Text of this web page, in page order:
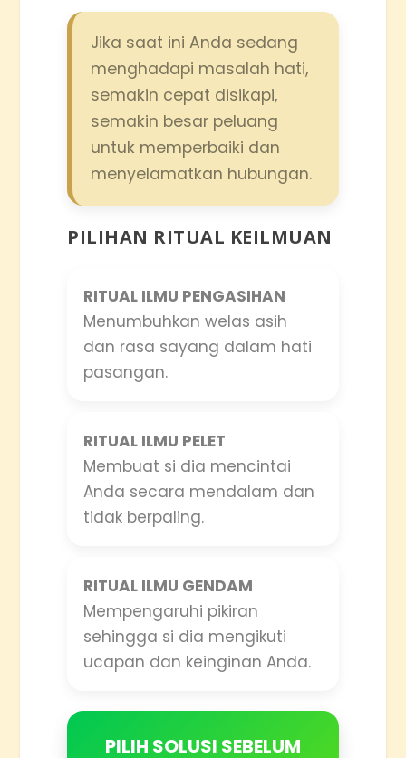
Jika saat ini Anda sedang
menghadapi masalah hati,
semakin cepat disikapi,
semakin besar peluang
untuk memperbaiki dan
menyelamatkan hubungan.
PILIHAN RITUAL KEILMUAN
RITUAL ILMU PENGASIHAN
Menumbuhkan welas asih
dan rasa sayang dalam hati
pasangan.
RITUAL ILMU PELET
Membuat si dia mencintai
Anda secara mendalam dan
tidak berpaling.
RITUAL ILMU GENDAM
Mempengaruhi pikiran
sehingga si dia mengikuti
ucapan dan keinginan Anda.
PILIH SOLUSI SEBELUM